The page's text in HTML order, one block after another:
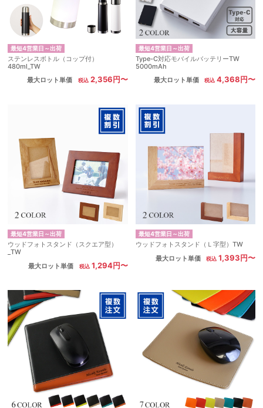
最短4営業日～出荷
ステンレスボトル（コップ付）
480ml_TW
最大ロット単価
2,356円〜
最短4営業日～出荷
Type-C対応モバイルバッテリーTW
5000mAh
最大ロット単価
4,368円〜
最短4営業日～出荷
ウッドフォトスタンド（スクエア型）
_TW
最大ロット単価
1,294円〜
最短4営業日～出荷
ウッドフォトスタンド（Ｌ字型）TW
最大ロット単価
1,393円〜